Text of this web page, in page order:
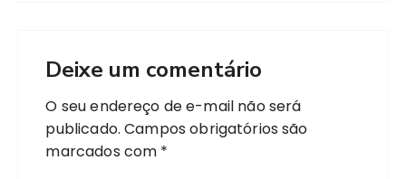
Deixe um comentário
O seu endereço de e-mail não será
publicado. Campos obrigatórios são
marcados com *